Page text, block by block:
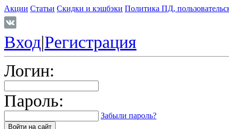
Акции Статьи Скидки и кэшбэки Политика ПД,
Вход|Регистрация
Логин:
Пароль:
Забыли пароль?